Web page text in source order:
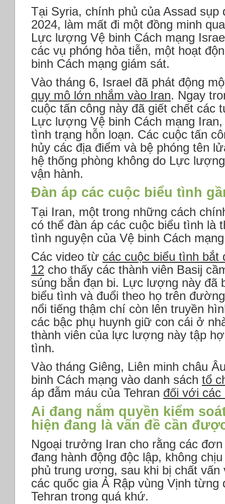
Tại Syria, chính phủ của Assad sụp
2024, làm mất đi một đồng minh
Lực lượng Vệ binh Cách mạng
các vụ phóng hỏa tiễn, một hoạt
binh Cách mạng giám sát.
Vào tháng 6, Israel đã phát động
quy mô lớn nhắm vào Iran. Ngay
cuộc tấn công này đã giết chết các
Lực lượng Vệ binh Cách mạng
tình trạng hỗn loạn. Các cuộc tấn
hủy các địa điểm và bệ phóng tên
hệ thống phòng không do Lực
vận hành.
Đàn áp các cuộc biểu tình
Tại Iran, một trong những cách
có thể đàn áp các cuộc biểu tình là
tình nguyện của Vệ binh Cách
Các video từ các cuộc biểu tình bắt
12 cho thấy các thành viên Basij
súng bắn đạn bi. Lực lượng này đã
biểu tình và đuổi theo họ trên
nổi tiếng thậm chí còn lên truyền
các bậc phụ huynh giữ con cái ở
thành viên của lực lượng này tập
tình.
Vào tháng Giêng, Liên minh châu
binh Cách mạng vào danh sách tổ
áp đẫm máu của Tehran đối với các
Ai đang nắm quyền kiểm
hiện đang là vấn đề cần
Ngoại trưởng Iran cho rằng các
đang hành động độc lập, không
phủ trung ương, sau khi bị chất vấn
các quốc gia Ả Rập vùng Vịnh từng
Tehran trong quá khứ.